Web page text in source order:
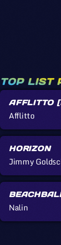
TOP LIST
AFFLITTO
CALLADA]
Afflitto
HORIZON
Jimmy
Nalin